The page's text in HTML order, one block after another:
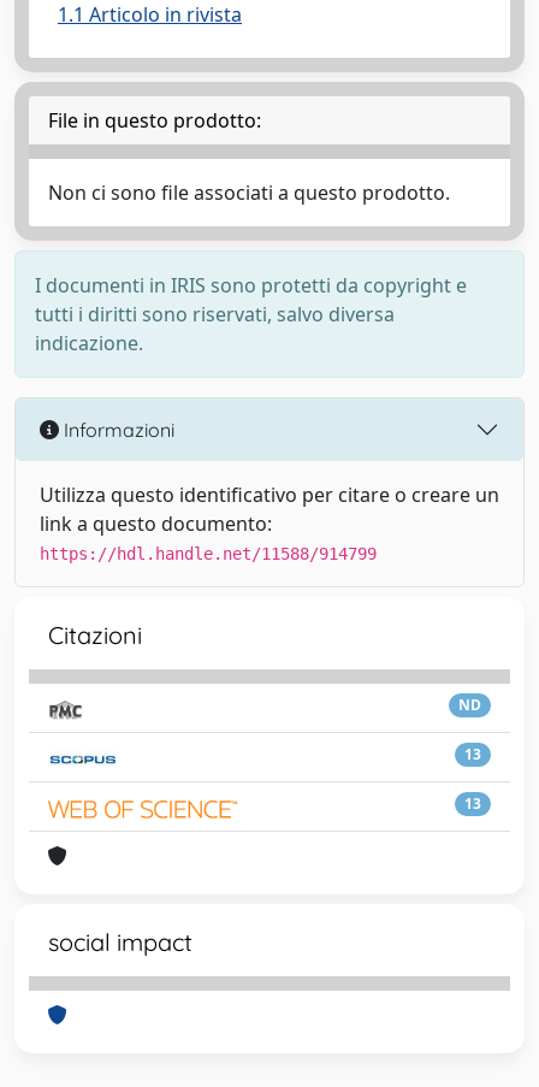
1.1 Articolo in rivista
File in questo prodotto:
Non ci sono file associati a questo prodotto.
I documenti in IRIS sono protetti da copyright e
tutti i diritti sono riservati, salvo diversa
indicazione.
Informazioni
Utilizza questo identificativo per citare o creare un
link a questo documento:
https://hdl.handle.net/11588/914799
Citazioni
ND
13
13
social impact